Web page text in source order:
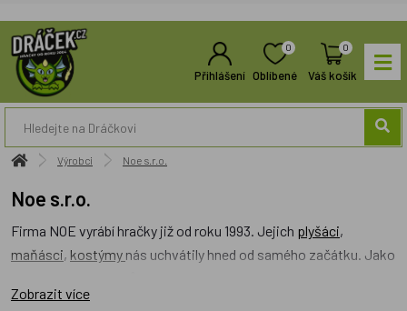
Přihlášení
0
Oblíbené
0
Váš košík
Výrobci Noe s.r.o.
Noe s.r.o.
Firma NOE vyrábí hračky již od roku 1993. Jejich plyšáci,
maňásci, kostýmy nás uchvátily hned od samého začátku. Jako
Čechách. Mnohonásobný držitel ocenění "Správná hračka".
Zobrazit více